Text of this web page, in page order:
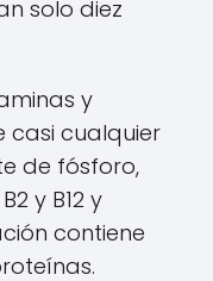
solo diez
y
casi cualquier
de fósforo,
y B12 y
contiene